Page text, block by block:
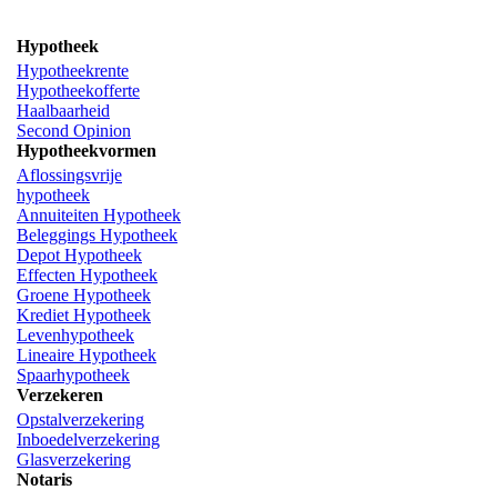
Hypotheek
Hypotheekrente
Hypotheekofferte
Haalbaarheid
Second Opinion
Hypotheekvormen
Aflossingsvrije
hypotheek
Annuiteiten Hypotheek
Beleggings Hypotheek
Depot Hypotheek
Effecten Hypotheek
Groene Hypotheek
Krediet Hypotheek
Levenhypotheek
Lineaire Hypotheek
Spaarhypotheek
Verzekeren
Opstalverzekering
Inboedelverzekering
Glasverzekering
Notaris